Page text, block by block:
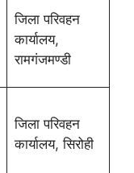
जिला परिवहन
कार्यालय,
रामगंजमण्डी
जिला परिवहन
कार्यालय, सिरोही